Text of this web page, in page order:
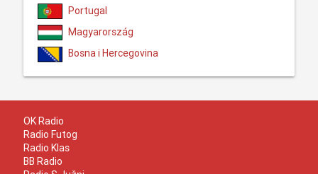
Portugal
Magyarország
Bosna i Hercegovina
OK Radio
Radio Futog
Radio Klas
BB Radio